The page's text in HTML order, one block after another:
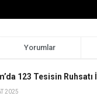
Yorumlar
123 Tesisin
2025